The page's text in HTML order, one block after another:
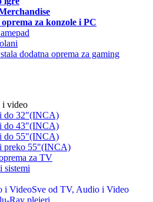
za konzole i PC
dodatna oprema za gaming
i video
do 32"(INCA)
do 43"(INCA)
do 55"(INCA)
preko 55"(INCA)
za TV
sistemi
i VideoSve od TV, Audio i Video
Ray plejeri